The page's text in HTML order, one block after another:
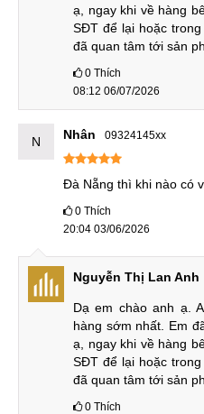
Đánh giá REDMI
Cùng tìm hiểu chi tiết về
Thiết kế vuông vức, gọn
REDMI Turbo 5 có thiết kế
phẳng, tạo cảm giác chắc tay
tối giản, tinh tế với cụm
giác cồng kềnh như nhiều
trường.
Thiết kế
Điểm đáng chú ý của
nước và bụi theo chuẩn
trong khoảng nhiệt độ từ -
ạ, ngay khi về hàng
SĐT để lại hoặc
đã quan tâm tới sản
0 Thích
08:12 06/07/2026
N Nhân 09324145xx
Đà Nẵng thì khi nào có
0 Thích
20:04 03/06/2026
Nguyễn Thị Lan Anh
Dạ em chào anh ạ.
hàng sớm nhất. Em
ạ, ngay khi về hàng
SĐT để lại hoặc
đã quan tâm tới sản
0 Thích